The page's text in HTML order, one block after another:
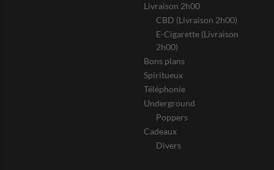
Livraison 2h00
CBD (Livraison 2h00)
E-Cigarette (Livraison
2h00)
Bons plans
Spiritueux
Téléphonie
Underground
Poppers
Cadeaux
Divers